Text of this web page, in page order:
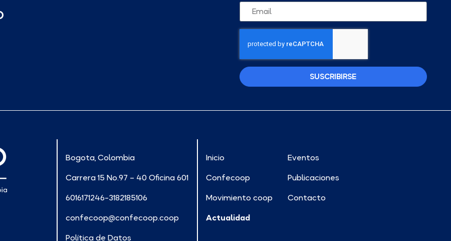
SUSCRIBIRSE
Bogota, Colombia
Carrera 15 No.97 – 40 Oficina 601
6016171246-3182185106
confecoop@confecoop.coop
Política de Datos
Inicio
Confecoop
Movimiento coop
Actualidad
Eventos
Publicaciones
Contacto